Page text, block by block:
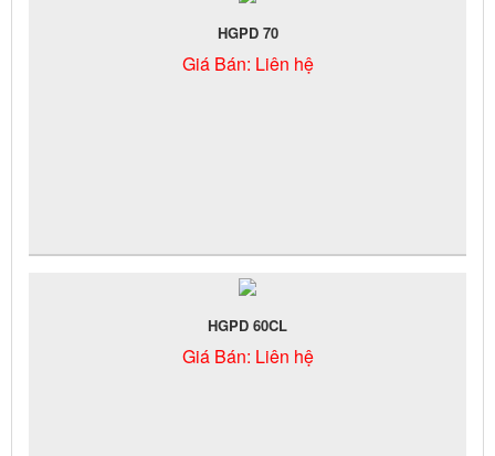
HGPD 70
Giá Bán: Liên hệ
HGPD 60CL
Giá Bán: Liên hệ